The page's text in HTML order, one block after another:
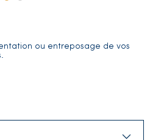
ou entreposage de vos